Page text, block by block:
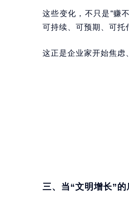
这些变化，不只是“赚
可持续、可预期、可托
这正是企业家开始焦虑
三、当“文明增长”